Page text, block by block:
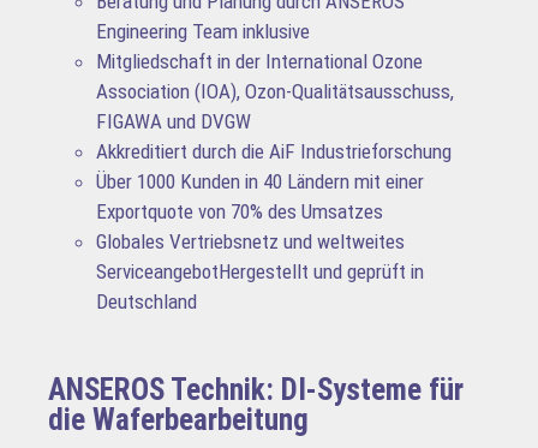
Engineering Team inklusive
Mitgliedschaft in der International Ozone
Association (IOA), Ozon-Qualitätsausschuss,
FIGAWA und DVGW
Akkreditiert durch die AiF Industrieforschung
Über 1000 Kunden in 40 Ländern mit einer
Exportquote von 70% des Umsatzes
Globales Vertriebsnetz und weltweites
ServiceangebotHergestellt und geprüft in
Deutschland
ANSEROS Technik: DI-Systeme für
die Waferbearbeitung